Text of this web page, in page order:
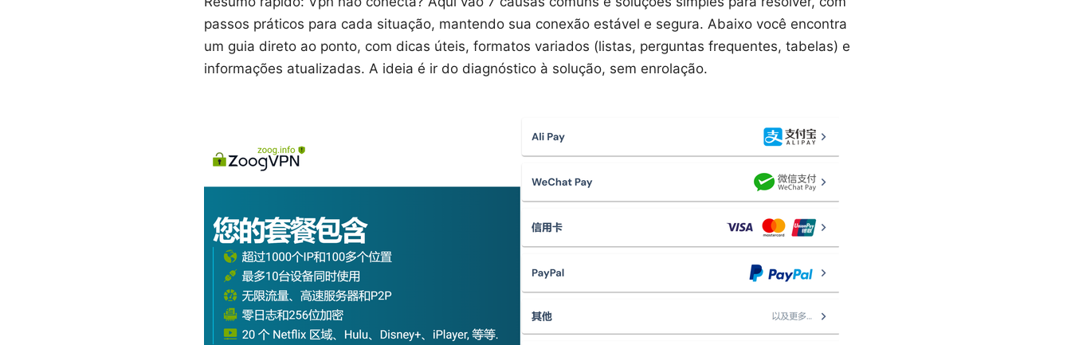
passos práticos para cada situação, mantendo sua conexão estável e segura. Abaixo você encontra
um guia direto ao ponto, com dicas úteis, formatos variados (listas, perguntas frequentes, tabelas) e
informações atualizadas. A ideia é ir do diagnóstico à solução, sem enrolação.